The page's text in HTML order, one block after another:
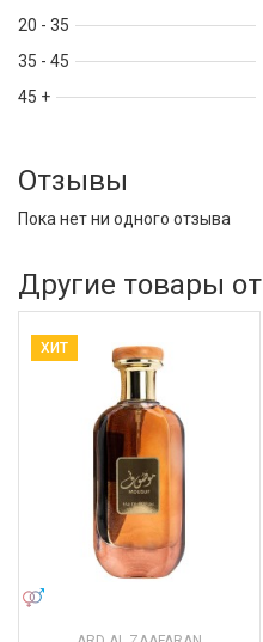
20 - 35
35 - 45
45 +
Отзывы
Пока нет ни одного отзыва
Другие товары от
ХИТ